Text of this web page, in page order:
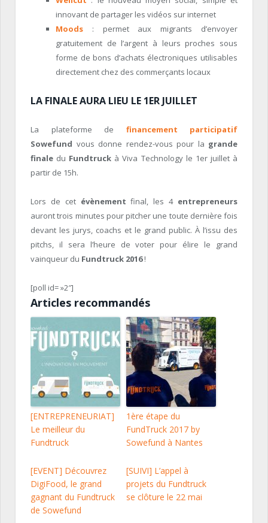
innovant de partager les vidéos sur internet
Moods : permet aux migrants d’envoyer
gratuitement de l’argent à leurs proches sous
forme de bons d’achats électroniques utilisables
directement chez des commerçants locaux
LA FINALE AURA LIEU LE 1ER JUILLET
La plateforme de financement participatif
Sowefund vous donne rendez-vous pour la grande
finale du Fundtruck à Viva Technology le 1erjuillet à
partir de 15h.
Lors de cet évènement final, les 4 entrepreneurs
auront trois minutes pour pitcher une toute dernière fois
devant les jurys, coachs et le grand public. À l’issu des
pitchs, il sera l’heure de voter pour élire le grand
vainqueur du Fundtruck 2016!
[poll id= »2″]
Articles recommandés
[ENTREPRENEURIAT]
Le meilleur du
Fundtruck
1ère étape du
FundTruck 2017 by
Sowefund à Nantes
[EVENT] Découvrez
DigiFood, le grand
gagnant du Fundtruck
de Sowefund
[SUIVI] L’appel à
projets du Fundtruck
se clôture le 22 mai